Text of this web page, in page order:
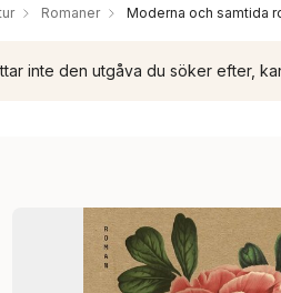
Romaner Moderna och samtida
inte den utgåva du söker efter,